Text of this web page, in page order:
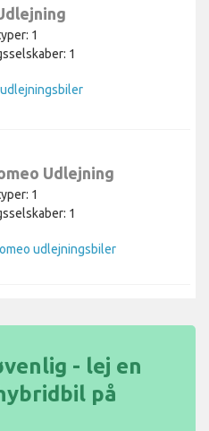
1
1
Udlejning
1
1
udlejningsbiler
- lej en
på